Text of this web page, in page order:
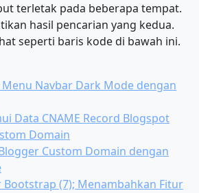
terletak pada beberapa tempat.
hasil pencarian yang kedua.
seperti baris kode di bawah ini.
Navbar Dark Mode dengan
Data CNAME Record Blogspot
Domain
Custom Domain dengan
Bootstrap (7); Menambahkan Fitur